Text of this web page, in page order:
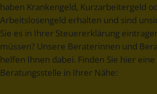
haben Krankengeld, Kurzarbeitergeld
Arbeitslosengeld erhalten und sind
Sie es in Ihrer Steuererklärung
müssen? Unsere Beraterinnen und
helfen Ihnen dabei. Finden Sie hier eine
Beratungsstelle in Ihrer Nähe: